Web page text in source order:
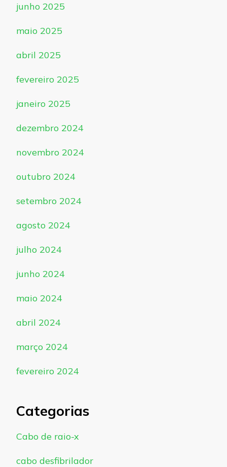
junho 2025
maio 2025
abril 2025
fevereiro 2025
janeiro 2025
dezembro 2024
novembro 2024
outubro 2024
setembro 2024
agosto 2024
julho 2024
junho 2024
maio 2024
abril 2024
março 2024
fevereiro 2024
Categorias
Cabo de raio-x
cabo desfibrilador